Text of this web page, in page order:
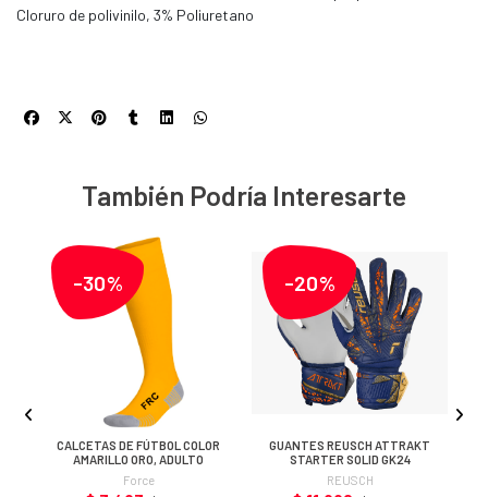
Cloruro de polivinilo, 3% Poliuretano
También Podría Interesarte
-30%
CALCETAS DE FÚTBOL COLOR
AMARILLO ORO, ADULTO
Force
-20%
GUANTES REUSCH ATTRAKT
STARTER SOLID GK24
REUSCH